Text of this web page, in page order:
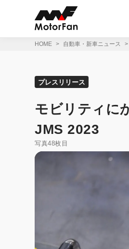
HOME 自動車・新車ニュース
プレスリリース
モビリティに
JMS 2023
写真48枚目